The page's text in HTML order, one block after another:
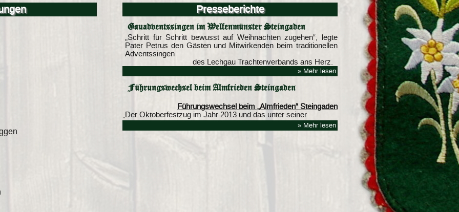
Presseberichte
Gauadventssingen im Welfenmünster Steingaden
„Schritt für Schritt bewusst auf Weihnachten zugehen“, legte
Pater Petrus den Gästen und Mitwirkenden beim traditionellen
Adventssingen
des Lechgau Trachtenverbands ans Herz.
» Mehr lesen
Führungswechsel beim Almfrieden Steingaden
Führungswechsel beim „Almfrieden“ Steingaden
„Der Oktoberfestzug im Jahr 2013 und das unter seiner
» Mehr lesen